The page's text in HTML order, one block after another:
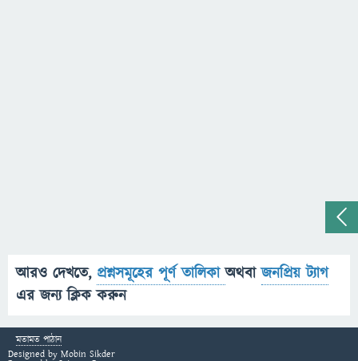
আরও দেখতে, প্রশ্নসমূহের পূর্ণ তালিকাঅথবাজনপ্রিয় ট্যাগ
এর জন্য ক্লিক করুন
মতামত পাঠান
Designed by Mobin Sikder